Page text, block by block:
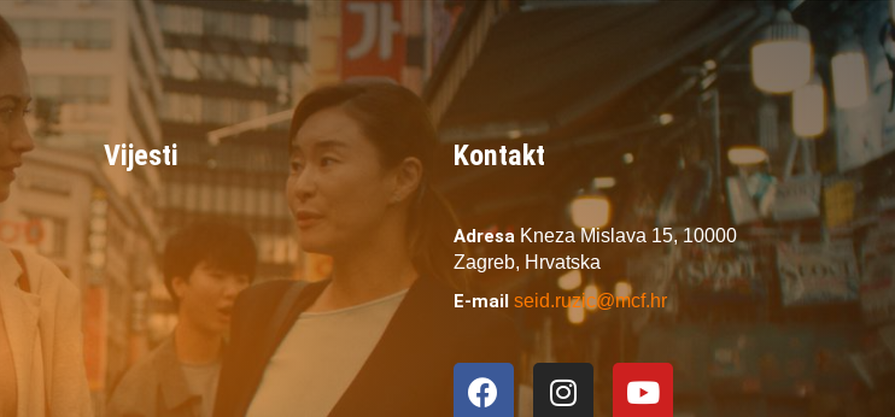
Vijesti Kontakt
Adresa Kneza Mislava 15,10000
Zagreb, Hrvatska
E-mail seid.ruzic@mcf.hr